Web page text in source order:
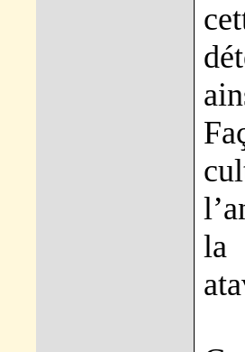
la